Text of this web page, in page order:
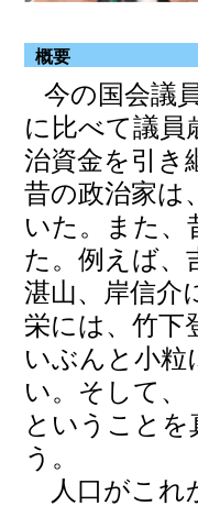
概要
今の国会議
に比べて議員
治資金を引き
昔の政治家は
いた。また、
た。例えば、
湛山、岸信介
栄には、竹下
いぶんと小
い。そして、
ということ
う。
人口がこれ